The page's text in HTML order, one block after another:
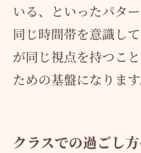
いる、といったパタ
同じ時間帯を意識し
が同じ視点を持つこ
ための基盤になります
クラスでの過ごし